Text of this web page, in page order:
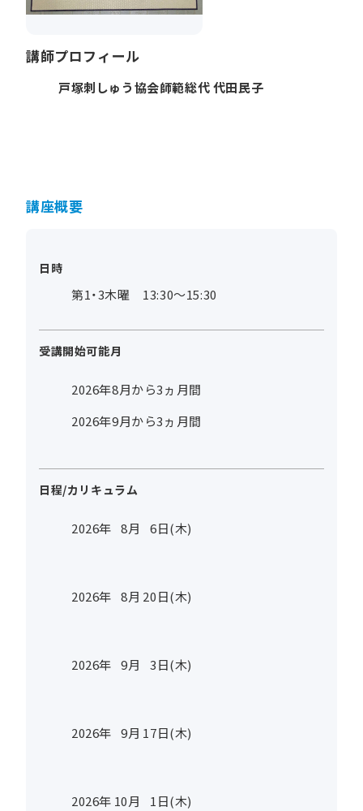
講師プロフィール
戸塚刺しゅう協会師範総代 代田民子
講座概要
日時
第1・3木曜 13:30～15:30
受講開始可能月
2026年8月から3ヵ月間
2026年9月から3ヵ月間
日程/カリキュラム
2026年 8月 6日(木)
2026年 8月 20日(木)
2026年 9月 3日(木)
2026年 9月 17日(木)
2026年 10月 1日(木)